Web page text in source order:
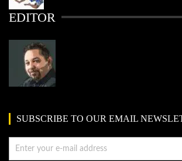
EDITOR
SUBSCRIBE TO OUR EMAIL